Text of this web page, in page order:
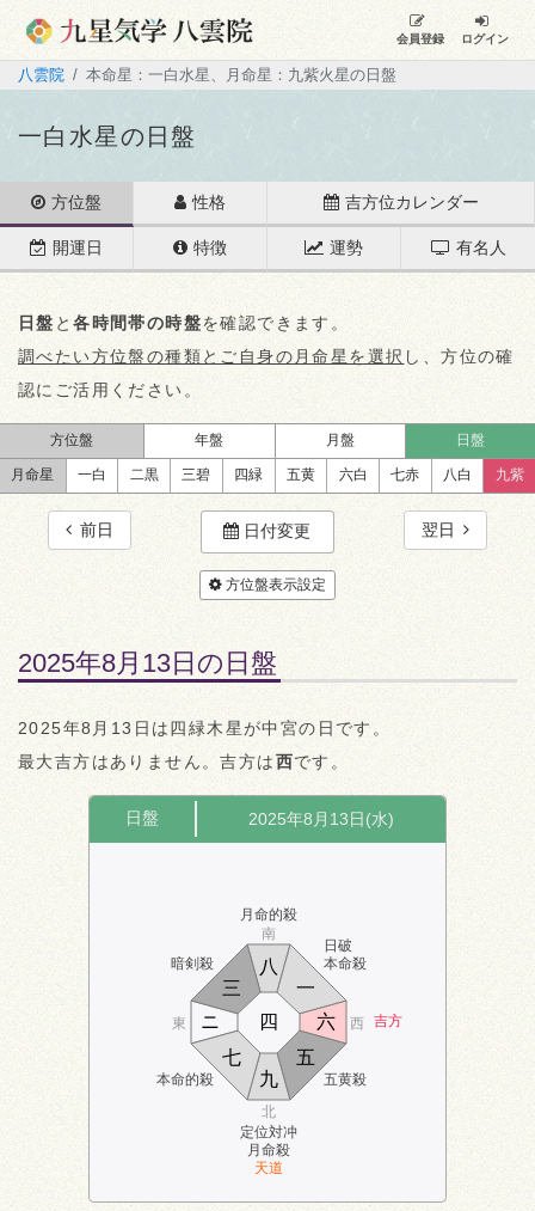
会員登録 ログイン
八雲院 本命星：一白水星、月命星：九紫火星の日盤
一白水星の日盤
方位盤 性格 吉方位カレンダー
開運日 特徴 運勢 有名人
日盤 と各時間帯の時盤を確認できます。
調べたい方位盤の種類とご自身の月命星を選択 し、方位の確
認にご活用ください。
方位盤 年盤 月盤 日盤
月命星 一白 二黒 三碧 四緑 五黄 六白 七赤 八白 九紫
前日 日付変更 翌日
方位盤表示設定
2025年8月13日の日盤
2025年8月13日は四緑木星が中宮の日です。
最大吉方はありません。吉方は西です。
日盤 2025年8月13日(水)
暗剣殺
月命的殺
日破
本命殺
吉方
本命的殺
定位対冲
月命殺
天道
五黄殺
南
北
東 西
九
一
ニ
三
四
五
六
七
八